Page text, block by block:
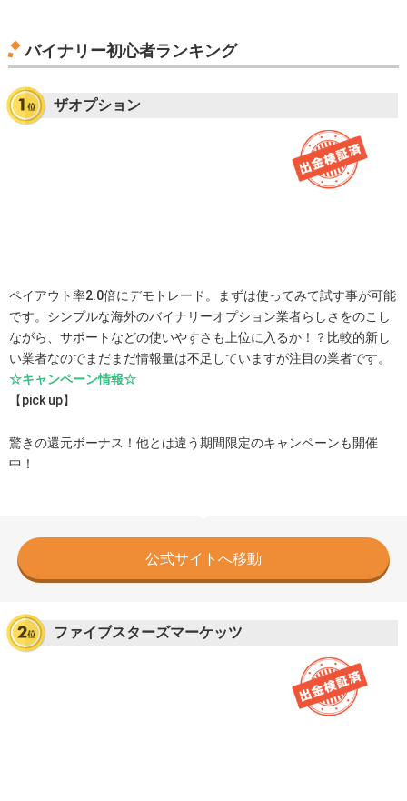
バイナリー初心者ランキング
ザオプション
ペイアウト率2.0倍にデモトレード。まずは使ってみて試す事が可能
です。シンプルな海外のバイナリーオプション業者らしさをのこし
ながら、サポートなどの使いやすさも上位に入るか！？比較的新し
い業者なのでまだまだ情報量は不足していますが注目の業者です。
☆キャンペーン情報☆
【pick up】
驚きの還元ボーナス！他とは違う期間限定のキャンペーンも開催
中！
公式サイトへ移動
ファイブスターズマーケッツ